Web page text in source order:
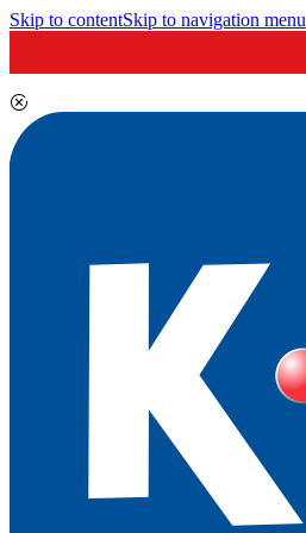
Skip to contentSkip to navigation menu